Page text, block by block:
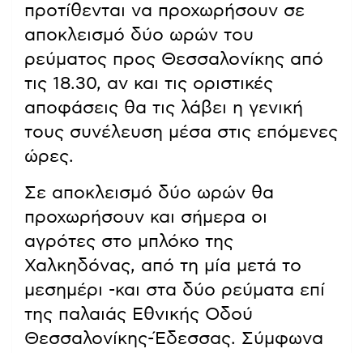
προτίθενται να προχωρήσουν σε
αποκλεισμό δύο ωρών του
ρεύματος προς Θεσσαλονίκης από
τις 18.30, αν και τις οριστικές
αποφάσεις θα τις λάβει η γενική
τους συνέλευση μέσα στις επόμενες
ώρες.
Σε αποκλεισμό δύο ωρών θα
προχωρήσουν και σήμερα οι
αγρότες στο μπλόκο της
Χαλκηδόνας, από τη μία μετά το
μεσημέρι -και στα δύο ρεύματα επί
της παλαιάς Εθνικής Οδού
Θεσσαλονίκης-Έδεσσας. Σύμφωνα